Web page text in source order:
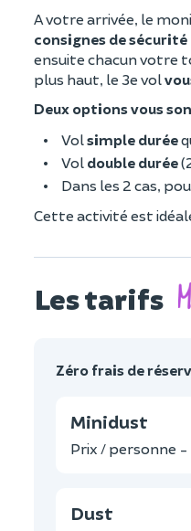
A votre arrivée, le
consignes de
ensuite chacun votre
plus haut, le 3e vol
Deux options vous
Volsimple durée
Vol double durée
Dans les 2 cas,
Cette activité est
Les tarifs
Zéro frais de
Minidust
Prix / personne -
Dust